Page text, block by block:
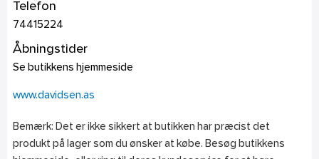
Telefon
74415224
Åbningstider
Se butikkens hjemmeside
www.davidsen.as
Bemærk: Det er ikke sikkert at butikken har præcist det
produkt på lager som du ønsker at købe. Besøg butikkens